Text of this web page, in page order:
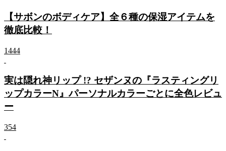
【サボンのボディケア】全６種の保湿アイテムを
徹底比較！
1444
実は隠れ神リップ !? セザンヌの『ラスティングリ
ップカラーN』パーソナルカラーごとに全色レビュ
ー
354